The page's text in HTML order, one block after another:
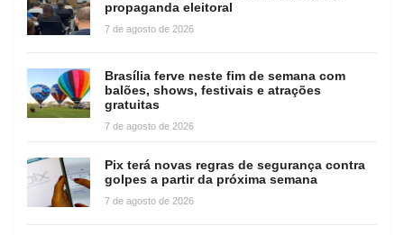
propaganda eleitoral
7 de agosto de 2026
Brasília ferve neste fim de semana com
balões, shows, festivais e atrações
gratuitas
7 de agosto de 2026
Pix terá novas regras de segurança contra
golpes a partir da próxima semana
7 de agosto de 2026